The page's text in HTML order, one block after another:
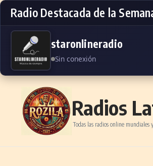
Radio Destacada de la
staronlineradio
Sin conexión
Skip to content
Radios
Todas las radios online mundiales